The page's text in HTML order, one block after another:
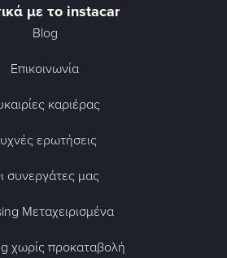
με το instacar
Blog
Επικοινωνία
καριέρας
ερωτήσεις
συνεργάτες μας
Μεταχειρισμένα
χωρίς προκαταβολή